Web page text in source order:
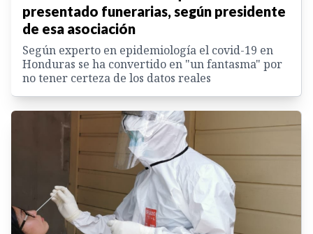
presentado funerarias, según presidente
de esa asociación
Según experto en epidemiología el covid-19 en
Honduras se ha convertido en "un fantasma" por
no tener certeza de los datos reales